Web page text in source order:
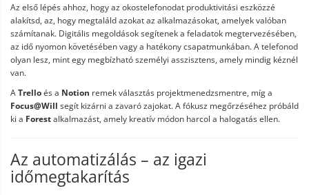
Az első lépés ahhoz, hogy az okostelefonodat produktivitási eszközzé
alakítsd, az, hogy megtaláld azokat az alkalmazásokat, amelyek valóban
számítanak. Digitális megoldások segítenek a feladatok megtervezésében,
az idő nyomon követésében vagy a hatékony csapatmunkában. A telefonod
olyan lesz, mint egy megbízható személyi asszisztens, amely mindig kéznél
van.
ATrelloés a Notion remek választás projektmenedzsmentre, míg a
Focus@Will segít kizárni a zavaró zajokat. A fókusz megőrzéséhez próbáld
ki a Forestalkalmazást, amely kreatív módon harcol a halogatás ellen.
Az automatizálás – az igazi
időmegtakarítás